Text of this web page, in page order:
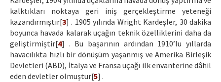
kalktıkları noktaya geri iniş gerçekleştirme yeteneği
kazandırmıştır[3] . 1905 yılında Wright Kardeşler, 30 dakika
boyunca havada kalarak uçağın teknik özelliklerini daha da
geliştirmiştir[4] . Bu başarının ardından 1910’lu yıllarda
havacılıkta hızlı bir dönüşüm yaşanmış ve Amerika Birleşik
Devletleri (ABD), İtalya ve Fransa uçağı ilk envanterine dâhil
eden devletler olmuştur[5] .